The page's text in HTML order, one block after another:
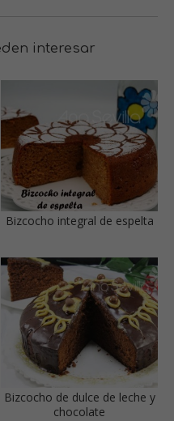
interesar
Bizcocho integral de espelta
Bizcocho de dulce de leche y
chocolate